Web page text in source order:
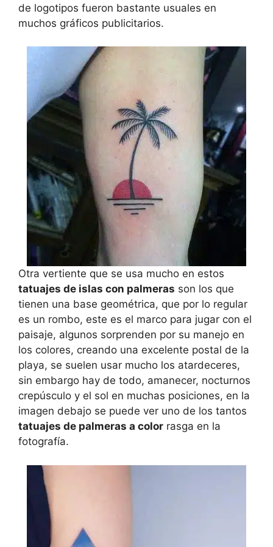
de logotipos fueron bastante usuales en
muchos gráficos publicitarios.
Otra vertiente que se usa mucho en estos
tatuajes de islas con palmeras son los que
tienen una base geométrica, que por lo regular
es un rombo, este es el marco para jugar con el
paisaje, algunos sorprenden por su manejo en
los colores, creando una excelente postal de la
playa, se suelen usar mucho los atardeceres,
sin embargo hay de todo, amanecer, nocturnos
crepúsculo y el sol en muchas posiciones, en la
imagen debajo se puede ver uno de los tantos
tatuajes de palmeras a color rasga en la
fotografía.